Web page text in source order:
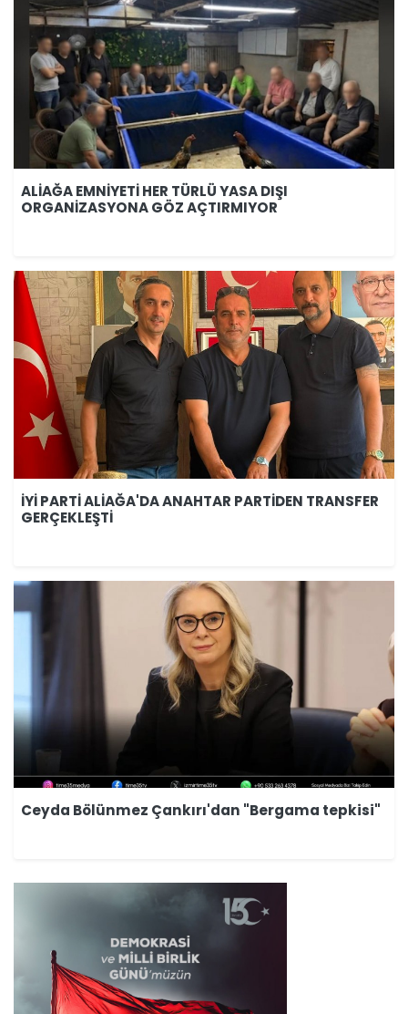
ALİAĞA EMNİYETİ HER TÜRLÜ YASA DIŞI
ORGANİZASYONA GÖZ AÇTIRMIYOR
İYİ PARTİ ALİAĞA'DA ANAHTAR PARTİDEN TRANSFER
GERÇEKLEŞTİ
Ceyda Bölünmez Çankırı'dan "Bergama tepkisi"